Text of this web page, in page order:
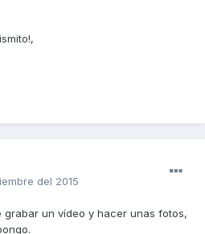
del 2015
un vídeo y hacer unas fotos,